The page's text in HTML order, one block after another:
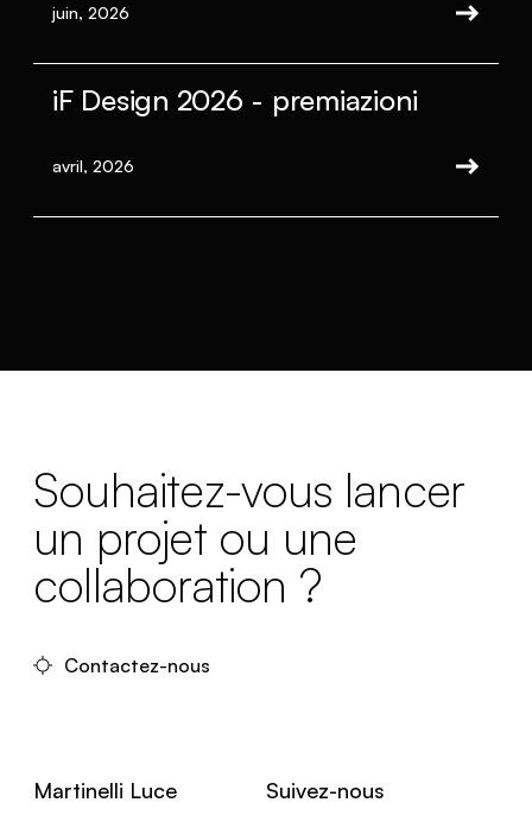
juin, 2026
iF Design 2026 - premiazioni
avril, 2026
Souhaitez-vous lancer
un projet ou une
collaboration ?
Contactez-nous
Martinelli Luce Suivez-nous